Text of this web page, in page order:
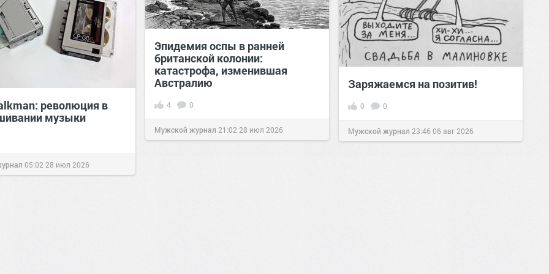
Заряжаемся на позитив!
0 0
Мужской журнал 23:4606 авг 2026
Эпидемия оспы в ранней
британской колонии:
катастрофа, изменившая
Австралию
4 0
Мужской журнал 21:02 28 июл 2026
революция в
музыки
05:02 28 июл 2026